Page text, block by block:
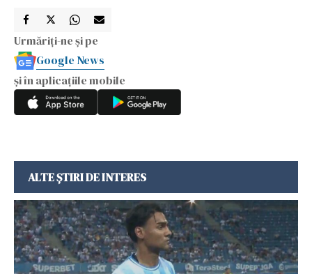
Urmăriți-ne și pe
Google News
și în aplicațiile mobile
ALTE ȘTIRI DE INTERES